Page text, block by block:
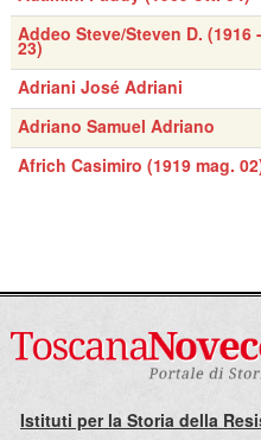
Addeo Steve/Steven D. (1916
23)
Adriani José Adriani
Adriano Samuel Adriano
Africh Casimiro (1919 mag.
Istituti per la Storia della